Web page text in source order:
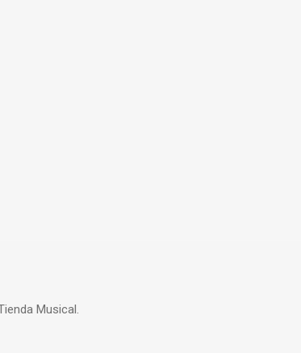
Musical.